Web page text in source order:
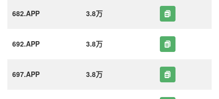
682.APP 3.8万
692.APP 3.8万
697.APP 3.8万